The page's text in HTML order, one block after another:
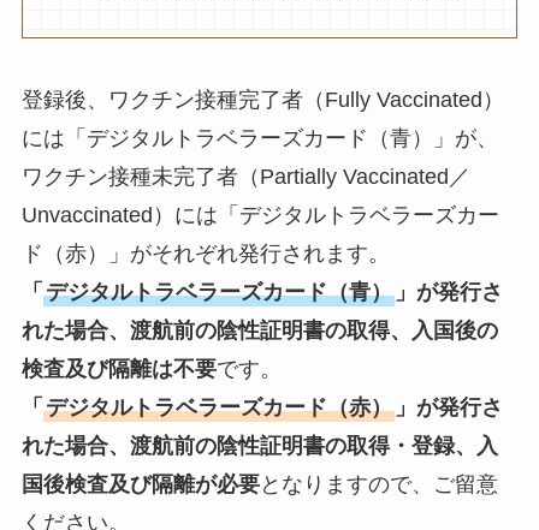
登録後、ワクチン接種完了者（Fully Vaccinated）
には「デジタルトラベラーズカード（青）」が、
ワクチン接種未完了者（Partially Vaccinated／
Unvaccinated）には「デジタルトラベラーズカー
ド（赤）」がそれぞれ発行されます。
「 デジタルトラベラーズカード（青）」が発行さ
れた場合、渡航前の陰性証明書の取得、入国後の
検査及び隔離は不要です。
「 デジタルトラベラーズカード（赤）」が発行さ
れた場合、渡航前の陰性証明書の取得・登録、入
国後検査及び隔離が必要となりますので、ご留意
ください。